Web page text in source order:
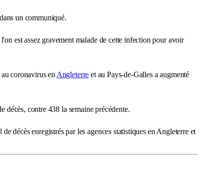
un communiqué.
est assez gravement malade de cette infection pour avoir
coronavirus en Angleterre et au Pays-de-Galles a augmenté
décès, contre 438 la semaine précédente.
décès enregistrés par les agences statistiques en Angleterre et